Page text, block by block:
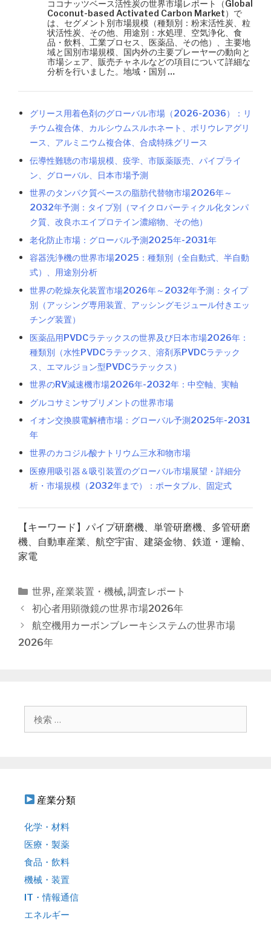
ココナッツベース活性炭の世界市場レポート（Global
Coconut-based Activated Carbon Market）で
は、セグメント別市場規模（種類別：粉末活性炭、粒
状活性炭、その他、用途別：水処理、空気浄化、食
品・飲料、工業プロセス、医薬品、その他）、主要地
域と国別市場規模、国内外の主要プレーヤーの動向と
市場シェア、販売チャネルなどの項目について詳細な
分析を行いました。地域・国別 …
グリース用着色剤のグローバル市場（2026-2036）：リ
チウム複合体、カルシウムスルホネート、ポリウレアグリ
ース、アルミニウム複合体、合成特殊グリース
伝導性難聴の市場規模、疫学、市販薬販売、パイプライ
ン、グローバル、日本市場予測
世界のタンパク質ベースの脂肪代替物市場2026年～
2032年予測：タイプ別（マイクロパーティクル化タンパ
ク質、改良ホエイプロテイン濃縮物、その他）
老化防止市場：グローバル予測2025年-2031年
容器洗浄機の世界市場2025：種類別（全自動式、半自動
式）、用途別分析
世界の乾燥灰化装置市場2026年～2032年予測：タイプ
別（アッシング専用装置、アッシングモジュール付きエッ
チング装置）
医薬品用PVDCラテックスの世界及び日本市場2026年：
種類別（水性PVDCラテックス、溶剤系PVDCラテック
ス、エマルジョン型PVDCラテックス）
世界のRV減速機市場2026年-2032年：中空軸、実軸
グルコサミンサプリメントの世界市場
イオン交換膜電解槽市場：グローバル予測2025年-2031
年
世界のカコジル酸ナトリウム三水和物市場
医療用吸引器＆吸引装置のグローバル市場展望・詳細分
析・市場規模（2032年まで）：ポータブル、固定式
【キーワード】パイプ研磨機、単管研磨機、多管研磨
機、自動車産業、航空宇宙、建築金物、鉄道・運輸、
家電
カ
テ
ゴ
リ
ー
世界, 産業装置・機械, 調査レポート
投
稿
ナ
ョ
初心者用顕微鏡の世界市場2026年
航空機用カーボンブレーキシステムの世界市場
2026年
産業分類
化学・材料
医療・製薬
食品・飲料
機械・装置
IT・情報通信
エネルギー